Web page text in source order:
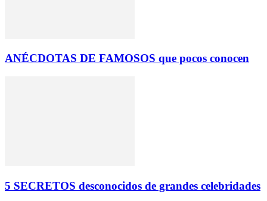
ANÉCDOTAS DE FAMOSOS que pocos conocen
5 SECRETOS desconocidos de grandes celebridades